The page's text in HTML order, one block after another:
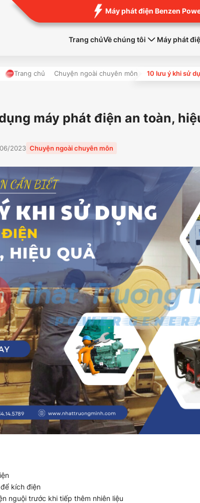
Máy phát điện Benzen
Trang chủVề chúng tôi Máy phát
Trang chủ Chuyện ngoài chuyên môn 10 lưu ý khi sử
máy phát điện an toàn,
2023 Chuyện ngoài chuyên môn
kích điện
nguội trước khi tiếp thêm nhiên liệu